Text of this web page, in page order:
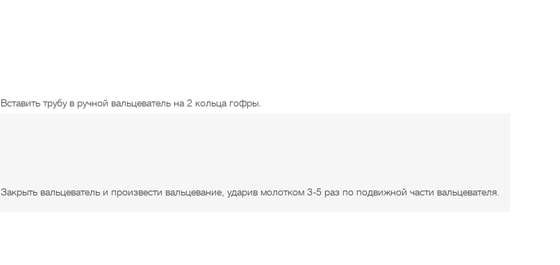
Вставить трубу в ручной вальцеватель на 2 кольца гофры.
Закрыть вальцеватель и произвести вальцевание, ударив молотком 3-5 раз по подвижной части вальцевателя.